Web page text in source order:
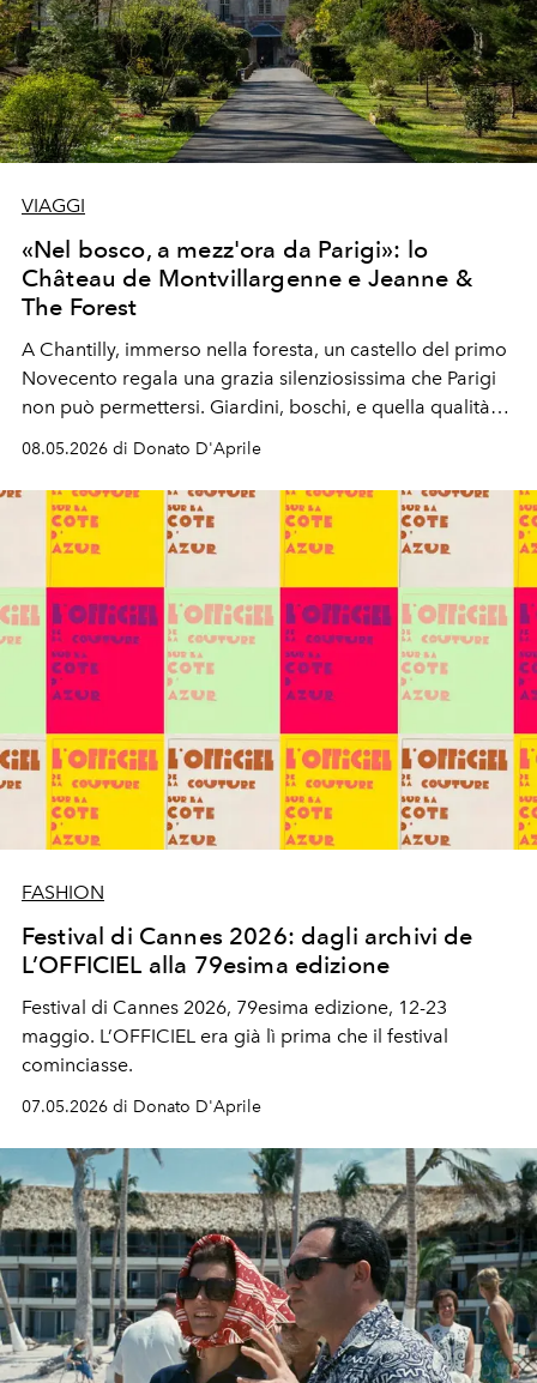
VIAGGI
«Nel bosco, a mezz'ora da Parigi»: lo
Château de Montvillargenne e Jeanne &
The Forest
A Chantilly, immerso nella foresta, un castello del primo
Novecento regala una grazia silenziosissima che Parigi
non può permettersi. Giardini, boschi, e quella qualità
08.05.2026 di Donato D'Aprile
FASHION
Festival di Cannes 2026: dagli archivi de
L’OFFICIEL alla 79esima edizione
Festival di Cannes 2026, 79esima edizione, 12-23
maggio. L’OFFICIEL era già lì prima che il festival
cominciasse.
07.05.2026 di Donato D'Aprile